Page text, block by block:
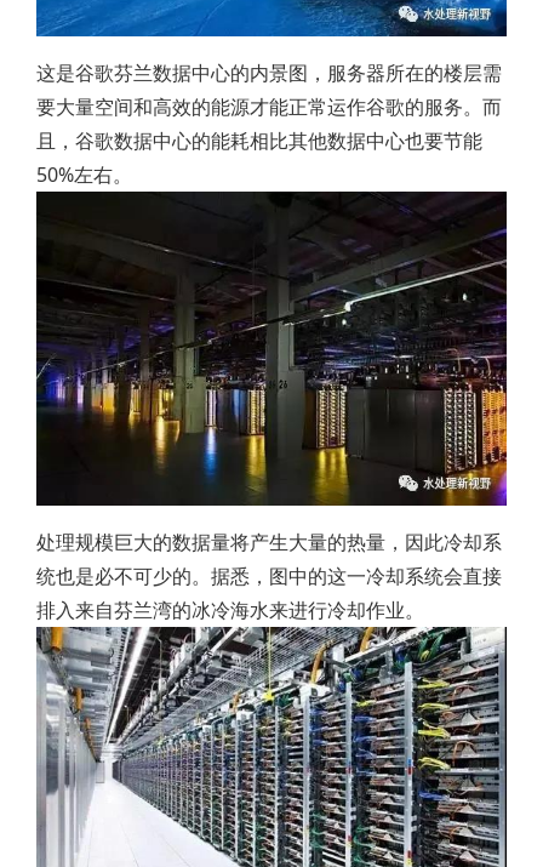
这是谷歌芬兰数据中心的内景图，服务器所在的楼层需
要大量空间和高效的能源才能正常运作谷歌的服务。而
且，谷歌数据中心的能耗相比其他数据中心也要节能
50%左右。
处理规模巨大的数据量将产生大量的热量，因此冷却系
统也是必不可少的。据悉，图中的这一冷却系统会直接
排入来自芬兰湾的冰冷海水来进行冷却作业。